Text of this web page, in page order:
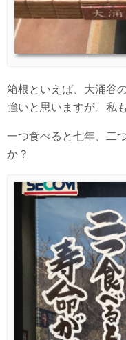
箱根といえば、大涌谷
強いと思いますが。私
一つ食べると七年、二
か？